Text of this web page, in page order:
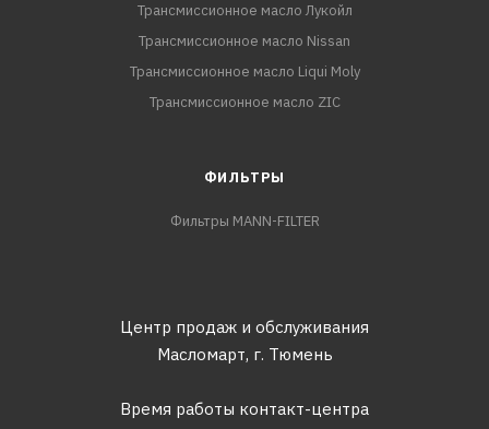
Трансмиссионное масло Лукойл
Трансмиссионное масло Nissan
Трансмиссионное масло Liqui Moly
Трансмиссионное масло ZIC
ФИЛЬТРЫ
Фильтры MANN-FILTER
Центр продаж и обслуживания
Масломарт, г. Тюмень
Время работы контакт-центра